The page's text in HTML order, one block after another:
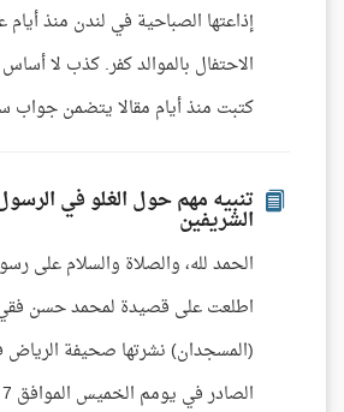
إذاعتها الصباحية في لندن منذ
الاحتفال بالموالد كفر. كذب لا
كتبت منذ أيام مقالا يتضمن
تنبيه مهم حول الغلو في
الشريفين
الحمد لله، والصلاة والسلام على
اطلعت على قصيدة لمحمد حسن